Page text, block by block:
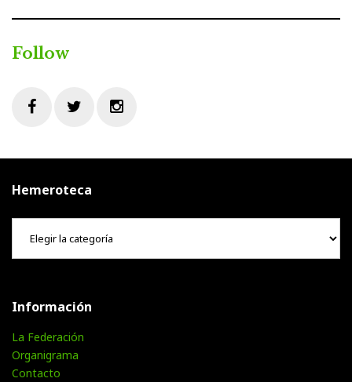
Follow
Hemeroteca
Hemeroteca
Información
La Federación
Organigrama
Contacto